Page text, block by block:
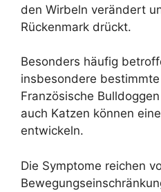
den Wirbeln verändert
Rückenmark drückt.
Besonders häufig
insbesondere
Französische
auch Katzen können
entwickeln.
Die Symptome reichen